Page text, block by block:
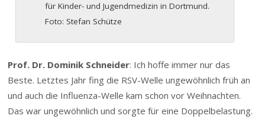
für Kinder- und Jugendmedizin in Dortmund.
Foto: Stefan Schütze
Prof. Dr. Dominik Schneider: Ich hoffe immer nur das
Beste. Letztes Jahr fing die RSV-Welle ungewöhnlich früh an
und auch die Influenza-Welle kam schon vor Weihnachten.
Das war ungewöhnlich und sorgte für eine Doppelbelastung.